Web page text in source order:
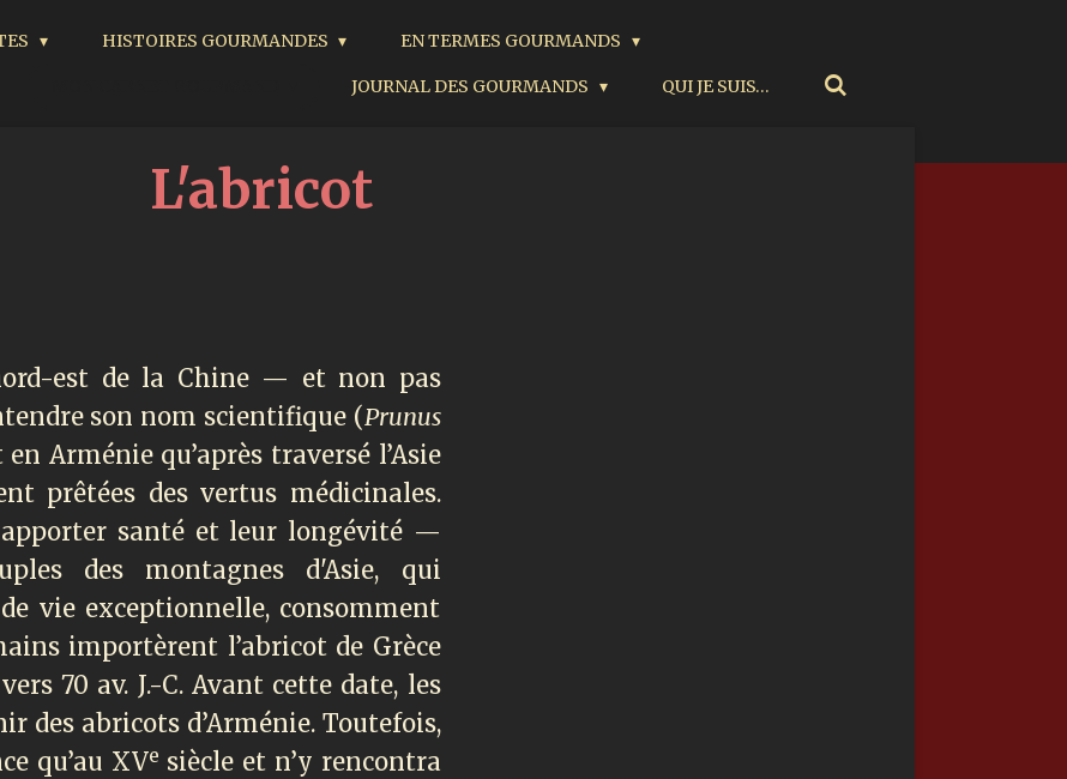
HISTOIRES GOURMANDES EN TERMES GOURMANDS
JOURNAL DES GOURMANDS QUI JE SUIS…
L'abricot
est de la Chine — et non pas
son nom scientifique (Prunus
Arménie qu’après traversé l’Asie
prêtées des vertus médicinales.
santé et leur longévité —
des montagnes d'Asie, qui
vie exceptionnelle, consomment
importèrent l’abricot de Grèce
70 av. J.-C. Avant cette date, les
des abricots d’Arménie. Toutefois,
qu’au XVe siècle et n’y rencontra